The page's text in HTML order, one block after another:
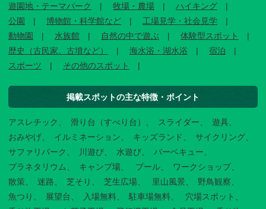
遊園地・テーマパーク 牧場・農場
ハイキング
公園
博物館・科学館など
工場見学・社会見学
動物園
水族館 自然の中で遊ぶ
体験型スポット
歴史（古民家、古墳など）
海水浴・湖水浴
宿泊
スポーツ
その他のスポット
掲載スポットの主な特徴・ポイント
アスレチック 滑り台（すべり台） スライダー
遊具
おみやげ
イルミネーション キッズランド
サイクリング
サファリパーク
川遊び 水遊び
バーベキュー
プラネタリウム
キャンプ場 プール
ワークショップ
散策
迷路 芝そり 芝生広場 里山風景
野鳥観察
魚つり
展望台 入場無料 駐車場無料
穴場スポット